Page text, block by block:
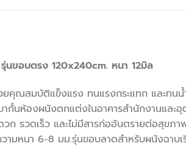
ขอบตรง 120x240cm. หนา 12มิล
คุณสมบัติแข็งแรง ทนแรงกระแทก และทนน้
กั้นห้องผนังตกแต่งในอาคารสำนักงานและ
วก รวดเร็ว และไม่มีสารก่ออันตรายต่อสุข
ามหนา 6-8 มม.รุ่นขอบลาดสำหรับผนังฉาบเ